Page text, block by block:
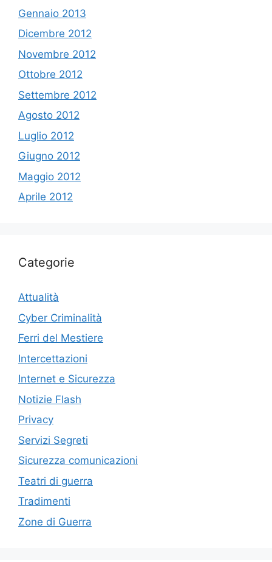
Gennaio 2013
Dicembre 2012
Novembre 2012
Ottobre 2012
Settembre 2012
Agosto 2012
Luglio 2012
Giugno 2012
Maggio 2012
Aprile 2012
Categorie
Attualità
Cyber Criminalità
Ferri del Mestiere
Intercettazioni
Internet e Sicurezza
Notizie Flash
Privacy
Servizi Segreti
Sicurezza comunicazioni
Teatri di guerra
Tradimenti
Zone di Guerra